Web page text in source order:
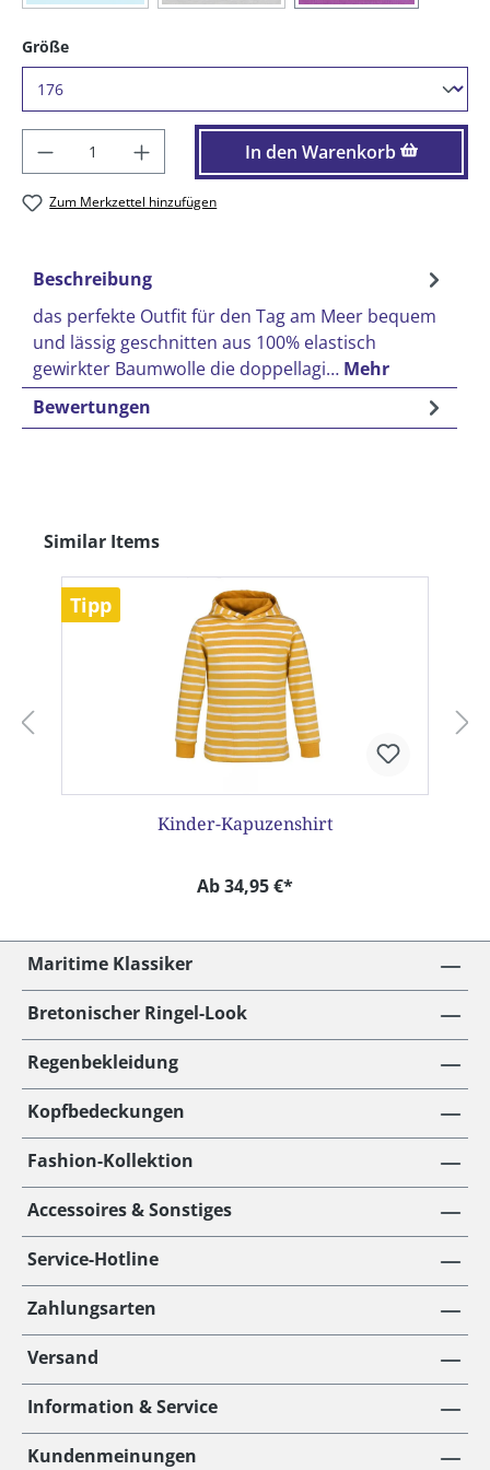
Größeauswählen
Produkt Anzahl: Gib den gewünschten
In den Warenkorb
Zum Merkzettel hinzufügen
Beschreibung
das perfekte Outfit für den Tag am Meer bequem
und lässig geschnitten aus 100% elastisch
gewirkter Baumwolle die doppellagi… Mehr
Bewertungen
Produktgalerie überspringen
Similar Items
Tipp
Kinder-Kapuzenshirt
Ab 34,95 €*
Maritime Klassiker
Bretonischer Ringel-Look
Regenbekleidung
Kopfbedeckungen
Fashion-Kollektion
Accessoires & Sonstiges
Service-Hotline
Zahlungsarten
Versand
Information & Service
Kundenmeinungen